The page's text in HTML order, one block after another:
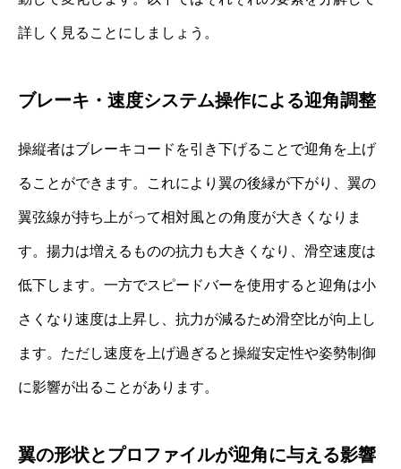
詳しく見ることにしましょう。
ブレーキ・速度システム操作による迎角調整
操縦者はブレーキコードを引き下げることで迎角を上げ
ることができます。これにより翼の後縁が下がり、翼の
翼弦線が持ち上がって相対風との角度が大きくなりま
す。揚力は増えるものの抗力も大きくなり、滑空速度は
低下します。一方でスピードバーを使用すると迎角は小
さくなり速度は上昇し、抗力が減るため滑空比が向上し
ます。ただし速度を上げ過ぎると操縦安定性や姿勢制御
に影響が出ることがあります。
翼の形状とプロファイルが迎角に与える影響